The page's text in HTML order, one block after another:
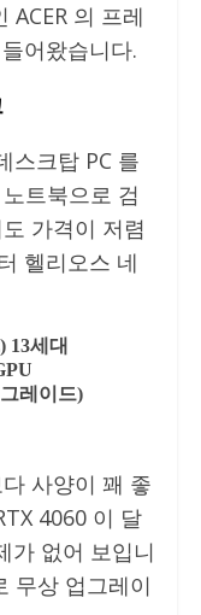
ACER 의 프레
어왔습니다.
스크탑 PC 를
트북으로 검
가격이 저렴
헬리오스 네
13세대
레이드)
사양이 꽤 좋
4060 이 달
가 없어 보입니
무상 업그레이